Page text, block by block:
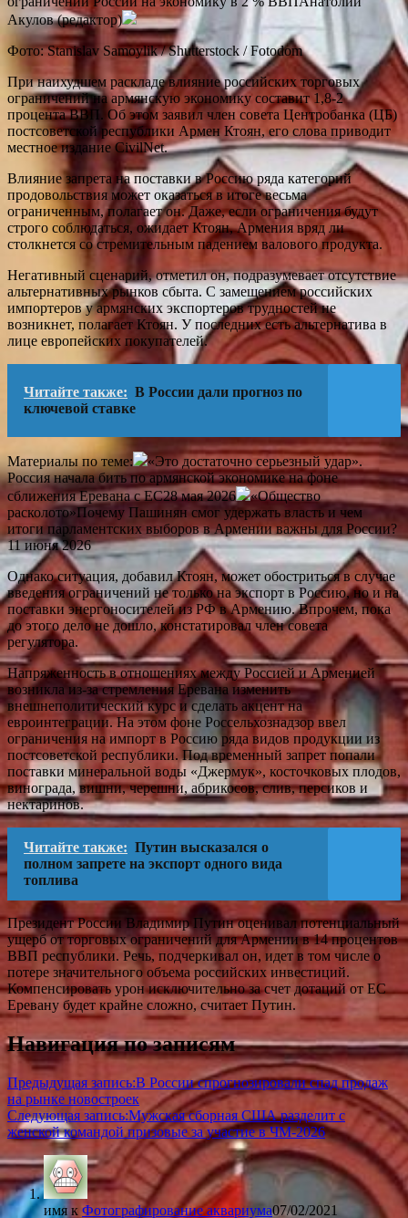
Акулов (редактор)
Фото: Stanislav Samoylik / Shutterstock / Fotodom
При наихудшем раскладе влияние российских торговых
ограничений на армянскую экономику составит 1,8-2
процента ВВП. Об этом заявил член совета Центробанка (ЦБ)
постсоветской республики Армен Ктоян, его слова приводит
местное издание CivilNet.
Влияние запрета на поставки в Россию ряда категорий
продовольствия может оказаться в итоге весьма
ограниченным, полагает он. Даже, если ограничения будут
строго соблюдаться, ожидает Ктоян, Армения вряд ли
столкнется со стремительным падением валового продукта.
Негативный сценарий, отметил он, подразумевает отсутствие
альтернативных рынков сбыта. С замещением российских
импортеров у армянских экспортеров трудностей не
возникнет, полагает Ктоян. У последних есть альтернатива в
лице европейских покупателей.
Читайте также: В России дали прогноз по
ключевой ставке
Материалы по теме:
«Это достаточно серьезный удар».
Россия начала бить по армянской экономике на фоне
сближения Еревана с ЕС28 мая 2026
«Общество
расколото»Почему Пашинян смог удержать власть и чем
итоги парламентских выборов в Армении важны для России?
11 июня 2026
Однако ситуация, добавил Ктоян, может обостриться в случае
введения ограничений не только на экспорт в Россию, но и на
поставки энергоносителей из РФ в Армению. Впрочем, пока
до этого дело не дошло, констатировал член совета
регулятора.
Напряженность в отношениях между Россией и Арменией
возникла из-за стремления Еревана изменить
внешнеполитический курс и сделать акцент на
евроинтеграции. На этом фоне Россельхознадзор ввел
ограничения на импорт в Россию ряда видов продукции из
постсоветской республики. Под временный запрет попали
поставки минеральной воды «Джермук», косточковых плодов,
винограда, вишни, черешни, абрикосов, слив, персиков и
нектаринов.
Читайте также: Путин высказался о
полном запрете на экспорт одного вида
топлива
Президент России Владимир Путин оценивал потенциальный
ущерб от торговых ограничений для Армении в 14 процентов
ВВП республики. Речь, подчеркивал он, идет в том числе о
потере значительного объема российских инвестиций.
Компенсировать урон исключительно за счет дотаций от ЕС
Еревану будет крайне сложно, считает Путин.
Навигация по записям
Предыдущая запись:В России спрогнозировали спад продаж
на рынке новостроек
Следующая запись:Мужская сборная США разделит с
женской командой призовые за участие в ЧМ-2026
имя к Фотографирование аквариума07/02/2021